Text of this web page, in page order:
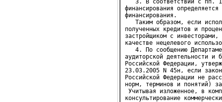
3. В соответствии с пп.
финансирования
финансирования.
Таким образом, если
полученных кредитов и
застройщиком с инвесторами,
качестве нецелевого
4. По сообщению
аудиторской деятельности и
Российской Федерации,
23.03.2005 N 45н, если
Российской Федерации не
норм, терминов и понятий)
Учитывая изложенное, в
консультирование